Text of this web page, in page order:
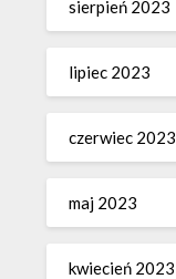
sierpień 2023
lipiec 2023
czerwiec 2023
maj 2023
kwiecień 2023